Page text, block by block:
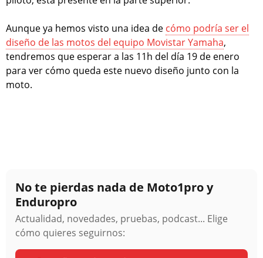
Aunque ya hemos visto una idea de cómo podría ser el
diseño de las motos del equipo Movistar Yamaha,
tendremos que esperar a las 11h del día 19 de enero
para ver cómo queda este nuevo diseño junto con la
moto.
No te pierdas nada de Moto1pro y
Enduropro
Actualidad, novedades, pruebas, podcast... Elige
cómo quieres seguirnos: